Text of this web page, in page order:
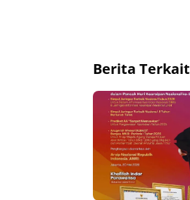
Berita Terkait